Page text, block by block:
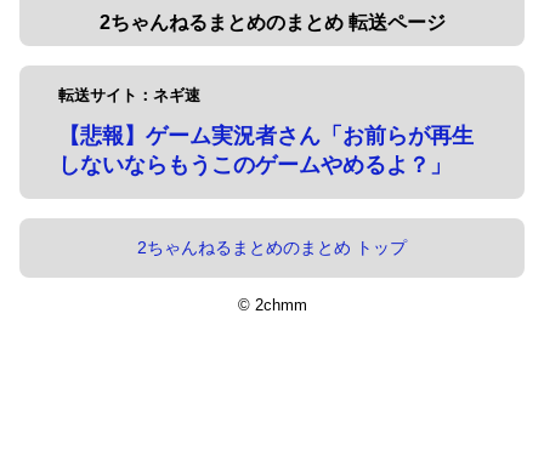
2ちゃんねるまとめのまとめ 転送ページ
転送サイト：ネギ速
【悲報】ゲーム実況者さん「お前らが再生
しないならもうこのゲームやめるよ？」
2ちゃんねるまとめのまとめ トップ
© 2chmm